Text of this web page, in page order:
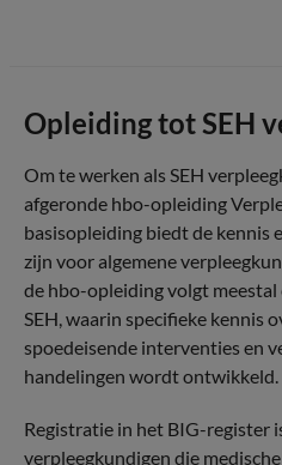
Opleiding tot SEH
Om te werken als SEH
afgeronde hbo-opleiding
basisopleiding biedt de kennis
zijn voor algemene
de hbo-opleiding volgt
SEH, waarin specifieke kennis
spoedeisende interventies en
handelingen wordt ontwikkeld.
Registratie in het BIG-register
verpleegkundigen die